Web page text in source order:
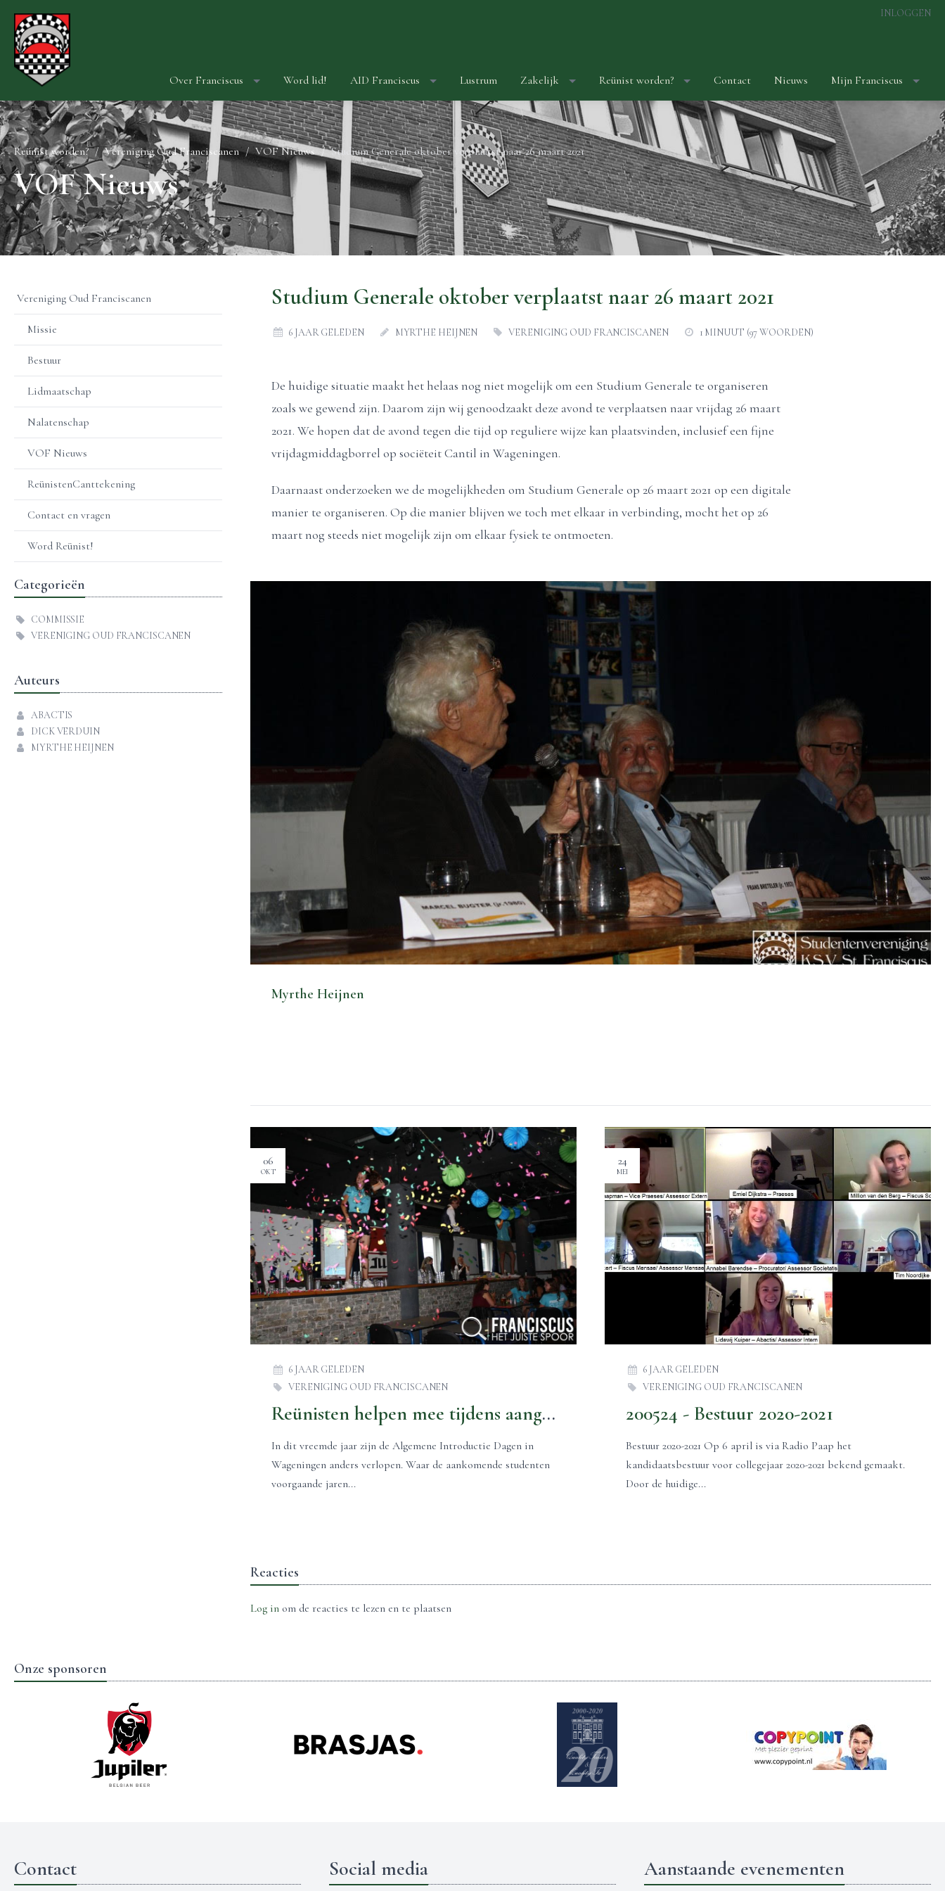
INLOGGEN
Over Franciscus Word lid! AID Franciscus Lustrum Zakelijk Reünist worden? Contact Nieuws Mijn Franciscus
Reünist worden? Vereniging Oud Franciscanen VOF Nieuws Studium Generale oktober verplaatst naar 26 maart 2021
VOF Nieuws
Vereniging Oud Franciscanen
Missie
Bestuur
Lidmaatschap
Nalatenschap
VOF Nieuws
ReünistenCanttekening
Contact en vragen
Word Reünist!
Categorieën
COMMISSIE
VERENIGING OUD FRANCISCANEN
Auteurs
ABACTIS
DICK VERDUIN
MYRTHE HEIJNEN
Studium Generale oktober verplaatst naar 26 maart 2021
6 JAAR GELEDEN MYRTHE HEIJNEN VERENIGING OUD FRANCISCANEN 1 MINUUT (97 WOORDEN)
De huidige situatie maakt het helaas nog niet mogelijk om een Studium Generale te organiseren
zoals we gewend zijn. Daarom zijn wij genoodzaakt deze avond te verplaatsen naar vrijdag 26 maart
2021. We hopen dat de avond tegen die tijd op reguliere wijze kan plaatsvinden, inclusief een fijne
vrijdagmiddagborrel op sociëteit Cantil in Wageningen.
Daarnaast onderzoeken we de mogelijkheden om Studium Generale op 26 maart 2021 op een digitale
manier te organiseren. Op die manier blijven we toch met elkaar in verbinding, mocht het op 26
maart nog steeds niet mogelijk zijn om elkaar fysiek te ontmoeten.
Myrthe Heijnen
06
OKT
Reünisten helpen mee tijdens aangepaste introductiedagen
6 JAAR GELEDEN
VERENIGING OUD FRANCISCANEN
In dit vreemde jaar zijn de Algemene Introductie Dagen in
Wageningen anders verlopen. Waar de aankomende studenten
voorgaande jaren...
24
MEI
200524 - Bestuur 2020-2021
6 JAAR GELEDEN
VERENIGING OUD FRANCISCANEN
Bestuur 2020-2021 Op 6 april is via Radio Paap het
kandidaatsbestuur voor collegejaar 2020-2021 bekend gemaakt.
Door de huidige...
Reacties
Log in om de reacties te lezen en te plaatsen
Onze sponsoren
Contact Social media Aanstaande evenementen